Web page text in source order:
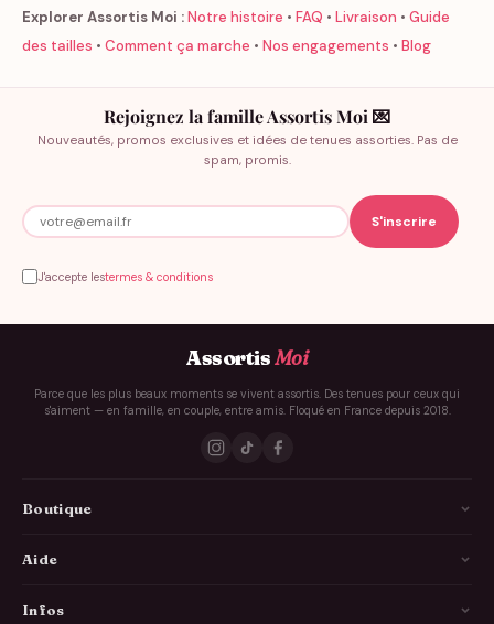
Explorer Assortis Moi :Notre histoire • FAQ • Livraison • Guide
des tailles • Comment ça marche • Nos engagements • Blog
Rejoignez la famille Assortis Moi 💌
Nouveautés, promos exclusives et idées de tenues assorties. Pas de
spam, promis.
J'accepte lestermes & conditions
AssortisMoi
Parce que les plus beaux moments se vivent assortis. Des tenues pour ceux qui
s'aiment — en famille, en couple, entre amis. Floqué en France depuis 2018.
Boutique
Aide
Infos